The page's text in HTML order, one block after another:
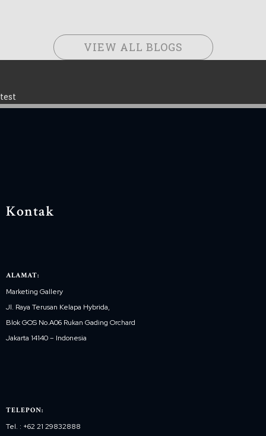
VIEW ALL BLOGS
test
Kontak
ALAMAT:
Marketing Gallery
Jl. Raya Terusan Kelapa Hybrida,
Blok GOS No.A06 Rukan Gading Orchard
Jakarta 14140 – Indonesia
TELEPON:
Tel. : +62 21 29832888